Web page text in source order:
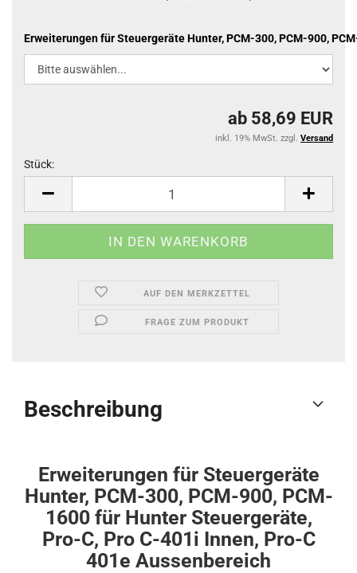
Erweiterungen für Steuergeräte Hunter, PCM-300, PCM-900,
ab 58,69 EUR
inkl. 19% MwSt. zzgl. Versand
Stück:
AUF DEN MERKZETTEL
FRAGE ZUM PRODUKT
Beschreibung
Erweiterungen für Steuergeräte
Hunter, PCM-300, PCM-900, PCM-
1600 für Hunter Steuergeräte,
Pro-C, Pro C-401i Innen, Pro-C
401e Aussenbereich